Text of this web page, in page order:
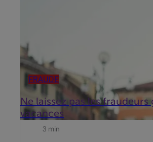
FRAUDE
Ne laissez pas les fraudeurs
vacances
3 min